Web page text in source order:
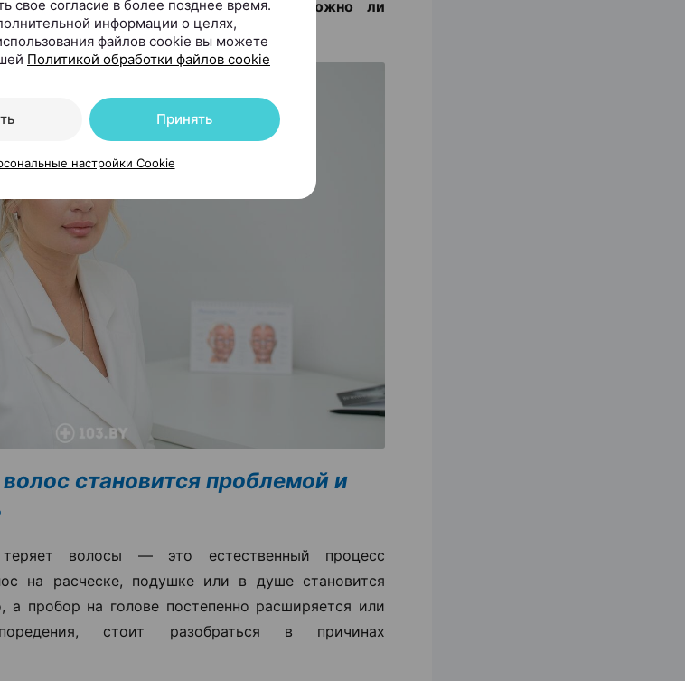
для восстановления волос и можно ли
становится проблемой и
волосы — это естественный процесс
на расческе, подушке или в душе становится
а пробор на голове постепенно расширяется или
стоит разобраться в причинах
свое согласие в более позднее время.
информации о целях,
файлов cookie вы можете
Политикой обработки файлов cookie
Принять
настройки Cookie